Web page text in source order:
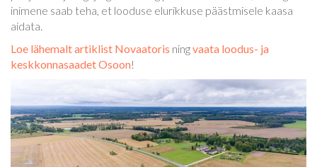
inimene saab teha, et looduse elurikkuse päästmisele kaasa
aidata.
Loe lähemalt artiklist Novaatoris ningvaata loodus- ja
keskkonnasaadet Osoon!